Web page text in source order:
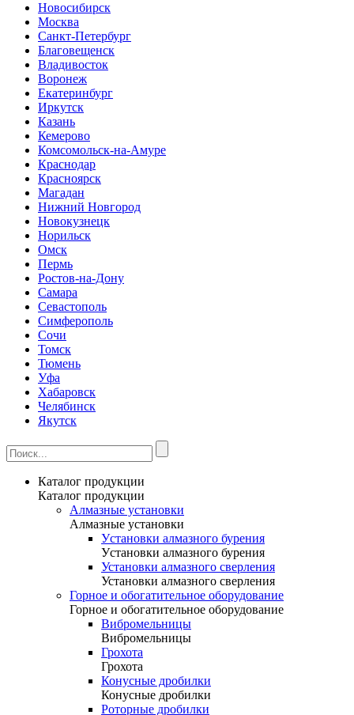
Новосибирск
Москва
Санкт-Петербург
Благовещенск
Владивосток
Воронеж
Екатеринбург
Иркутск
Казань
Кемерово
Комсомольск-на-Амуре
Краснодар
Красноярск
Магадан
Нижний Новгород
Новокузнецк
Норильск
Омск
Пермь
Ростов-на-Дону
Самара
Севастополь
Симферополь
Сочи
Томск
Тюмень
Уфа
Хабаровск
Челябинск
Якутск
Каталог продукции
Каталог продукции
Алмазные установки
Алмазные установки
Уcтановки алмазного бурения
Уcтановки алмазного бурения
Установки алмазного сверления
Установки алмазного сверления
Горное и обогатительное оборудование
Горное и обогатительное оборудование
Вибромельницы
Вибромельницы
Грохота
Грохота
Конусные дробилки
Конусные дробилки
Роторные дробилки